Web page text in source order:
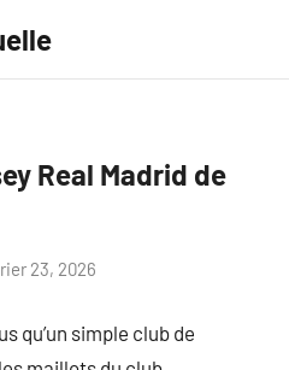
Real Madrid de
23, 2026
qu’un simple club de